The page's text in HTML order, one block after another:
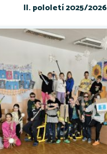
II. pololetí 2025/2026